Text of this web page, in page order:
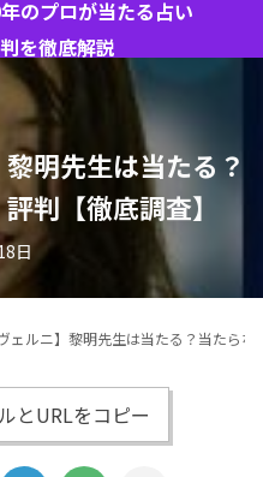
のプロが当たる占い
を徹底解説
明先生は当たる？
判【徹底調査】
日
ヴェルニ】黎明先生は当たる？当たら
とURLをコピー